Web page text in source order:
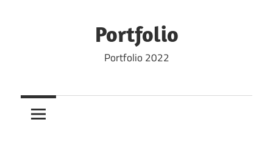
Portfolio
Portfolio 2022